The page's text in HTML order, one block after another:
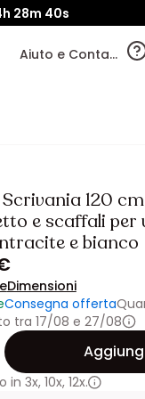
28m 38s
Aiuto e Contatti
Scrivania 120
e scaffali per
e bianco
Dimensioni
Consegna offerta
tra 17/08 e 27/08
in 3x, 10x, 12x.